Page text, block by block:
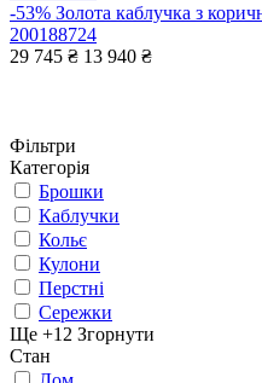
-53% Золота каблучка з
200188724
29 745 ₴ 13 940 ₴
Фільтри
Категорія
Брошки
Каблучки
Кольє
Кулони
Перстні
Сережки
Ще +12 Згорнути
Стан